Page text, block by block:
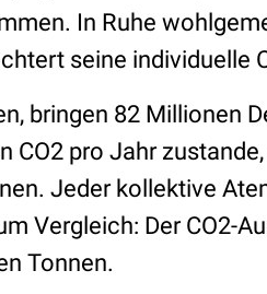
In Ruhe
seine individuelle
bringen 82 Millionen
pro Jahr zustande,
Jeder kollektive
Vergleich: Der CO2-
Tonnen.